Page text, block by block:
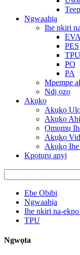
Ngwaahịa
Ihe nkiri
EVA
PES
TPU
PO
PA
Mpempe
Ndị ọzọ
Akụkọ
Akụkọ
Akụkọ
Ọmụmụ
Akụkọ
Akụkọ
Kpọtụrụ anyị
Ebe Obibi
Ngwaahịa
Ihe nkiri na-
TPU
Ngwọta